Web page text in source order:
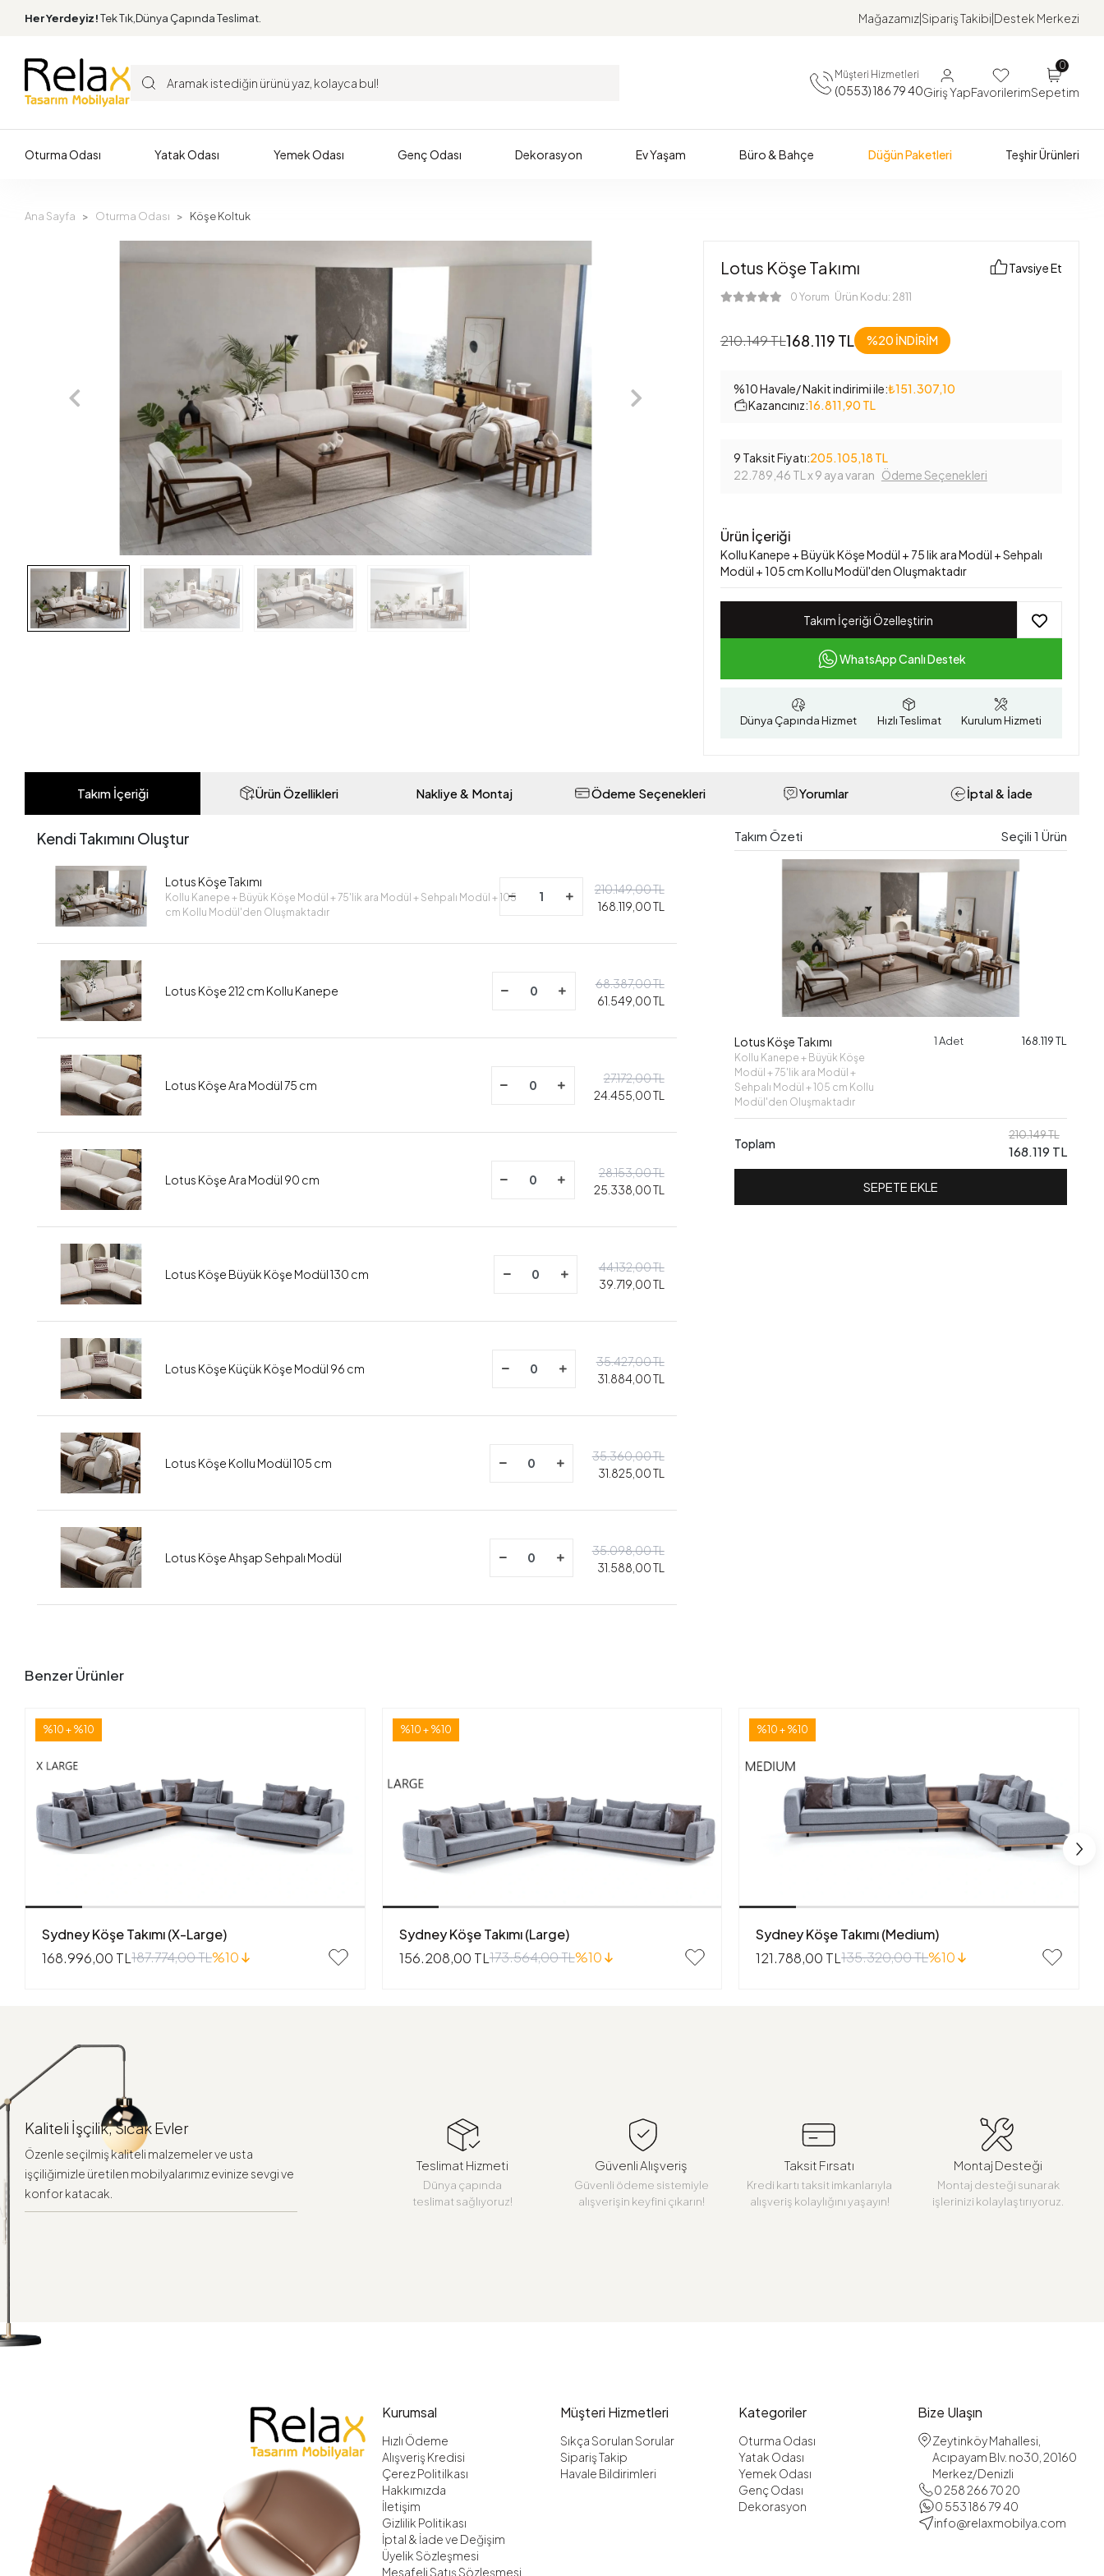
Her Yerdeyiz!Tek Tık,Dünya Çapında Teslimat. MağazamızSipariş Takibi Destek Merkezi
Müşteri Hizmetleri
(0553) 186 79 40Giriş YapFavorilerim
0
Sepetim
Oturma Odası Yatak Odası Yemek Odası Genç Odası Dekorasyon Ev Yaşam Büro & Bahçe Düğün Paketleri Teşhir Ürünleri
Ana Sayfa Oturma Odası Köşe Koltuk
Lotus Köşe Takımı
0 Yorum Ürün Kodu: 2811
Tavsiye Et
210.149 TL168.119 TL %20 İNDİRİM
%10 Havale/ Nakit indirimi ile:₺151.307,10
Kazancınız:16.811,90 TL
9 Taksit Fiyatı:205.105,18 TL
22.789,46 TL x 9 aya varan Ödeme Seçenekleri
Ürün İçeriği
Kollu Kanepe + Büyük Köşe Modül + 75 lik ara Modül + Sehpalı
Modül + 105 cm Kollu Modül'den Oluşmaktadır
Takım İçeriği Özelleştirin
WhatsApp Canlı Destek
Dünya Çapında Hizmet Hızlı Teslimat Kurulum Hizmeti
Takım İçeriği Ürün Özellikleri Nakliye & Montaj Ödeme Seçenekleri Yorumlar İptal & İade
Kendi Takımını Oluştur
Lotus Köşe Takımı
Kollu Kanepe + Büyük Köşe Modül + 75'lik ara Modül + Sehpalı Modül + 105
cm Kollu Modül'den Oluşmaktadır
210.149,00 TL
168.119,00 TL
Lotus Köşe 212 cm Kollu Kanepe
68.387,00 TL
61.549,00 TL
Lotus Köşe Ara Modül 75 cm
27.172,00 TL
24.455,00 TL
Lotus Köşe Ara Modül 90 cm
28.153,00 TL
25.338,00 TL
Lotus Köşe Büyük Köşe Modül 130 cm
44.132,00 TL
39.719,00 TL
Lotus Köşe Küçük Köşe Modül 96 cm
35.427,00 TL
31.884,00 TL
Lotus Köşe Kollu Modül 105 cm
35.360,00 TL
31.825,00 TL
Lotus Köşe Ahşap Sehpalı Modül
35.098,00 TL
31.588,00 TL
Takım Özeti Seçili 1 Ürün
Lotus Köşe Takımı
Kollu Kanepe + Büyük Köşe
Modül + 75'lik ara Modül +
Sehpalı Modül + 105 cm Kollu
Modül'den Oluşmaktadır
1 Adet 168.119 TL
Toplam
210.149 TL
168.119 TL
SEPETE EKLE
Benzer Ürünler
%10 + %10
Sydney Köşe Takımı (X-Large)
168.996,00 TL187.774,00 TL%10
%10 + %10
Sydney Köşe Takımı (Large)
156.208,00 TL173.564,00 TL%10
%10 + %10
Sydney Köşe Takımı (Medium)
121.788,00 TL135.320,00 TL%10
Kaliteli İşçilik, Sıcak Evler
Özenle seçilmiş kaliteli malzemeler ve usta
işçiliğimizle üretilen mobilyalarımız evinize sevgi ve
konfor katacak.
Teslimat Hizmeti
Dünya çapında
teslimat sağlıyoruz!
Güvenli Alışveriş
Güvenli ödeme sistemiyle
alışverişin keyfini çıkarın!
Taksit Fırsatı
Kredi kartı taksit imkanlarıyla
alışveriş kolaylığını yaşayın!
Montaj Desteği
Montaj desteği sunarak
işlerinizi kolaylaştırıyoruz.
Kurumsal
Hızlı Ödeme
Alışveriş Kredisi
Çerez Politilkası
Hakkımızda
İletişim
Gizlilik Politikası
İptal & İade ve Değişim
Üyelik Sözleşmesi
Mesafeli Satış Sözleşmesi
Müşteri Hizmetleri
Sıkça Sorulan Sorular
Sipariş Takip
Havale Bildirimleri
Kategoriler
Oturma Odası
Yatak Odası
Yemek Odası
Genç Odası
Dekorasyon
Bize Ulaşın
Zeytinköy Mahallesi,
Acıpayam Blv. no30, 20160
Merkez/Denizli
0 258 266 70 20
0 553 186 79 40
info@relaxmobilya.com